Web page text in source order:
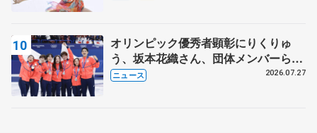
オリンピック優秀者顕彰にりくりゅ
う、坂本花織さん、団体メンバーら
8月7日に文科省が表彰式、ブルーノ・
ニュース 2026.07.27